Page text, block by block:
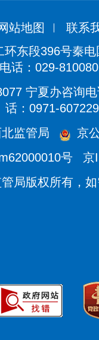
站地图
联系
东段396号秦
电话：029-
宁夏办咨询
话：0971-
监管局
京
号
京
局版权所有，